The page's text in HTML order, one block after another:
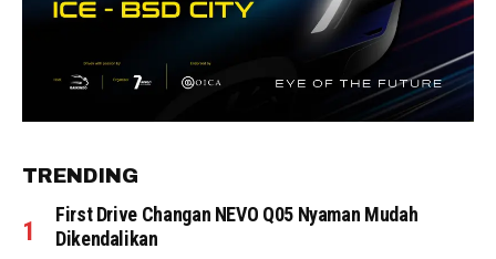
TRENDING
First Drive Changan NEVO Q05 Nyaman Mudah
Dikendalikan